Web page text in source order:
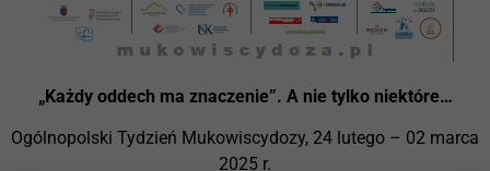
„Każdy oddech ma znaczenie”. A nie tylko niektóre…
Ogólnopolski Tydzień Mukowiscydozy, 24 lutego – 02 marca
2025 r.